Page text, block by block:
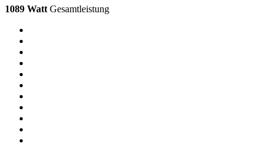
1089 Watt Gesamtleistung